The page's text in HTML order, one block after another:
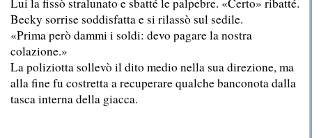
Becky sorrise soddisfatta e si rilassò sul sedile.
«Prima però dammi i soldi: devo pagare la nostra
colazione.»
La poliziotta sollevò il dito medio nella sua direzione, ma
alla fine fu costretta a recuperare qualche banconota dalla
tasca interna della giacca.